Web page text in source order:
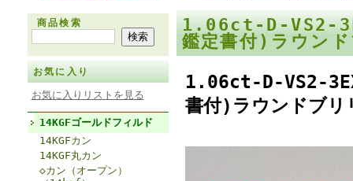
商品検索
お気に入り
お気に入りリストを見る
14KGFゴールドフィルド
14KGFカン
14KGF丸カン
◇カン（オープン）
1.06ct-D-VS2-
鑑定書付)ラウン
1.06ct-D-VS2-
書付)ラウンドブリ